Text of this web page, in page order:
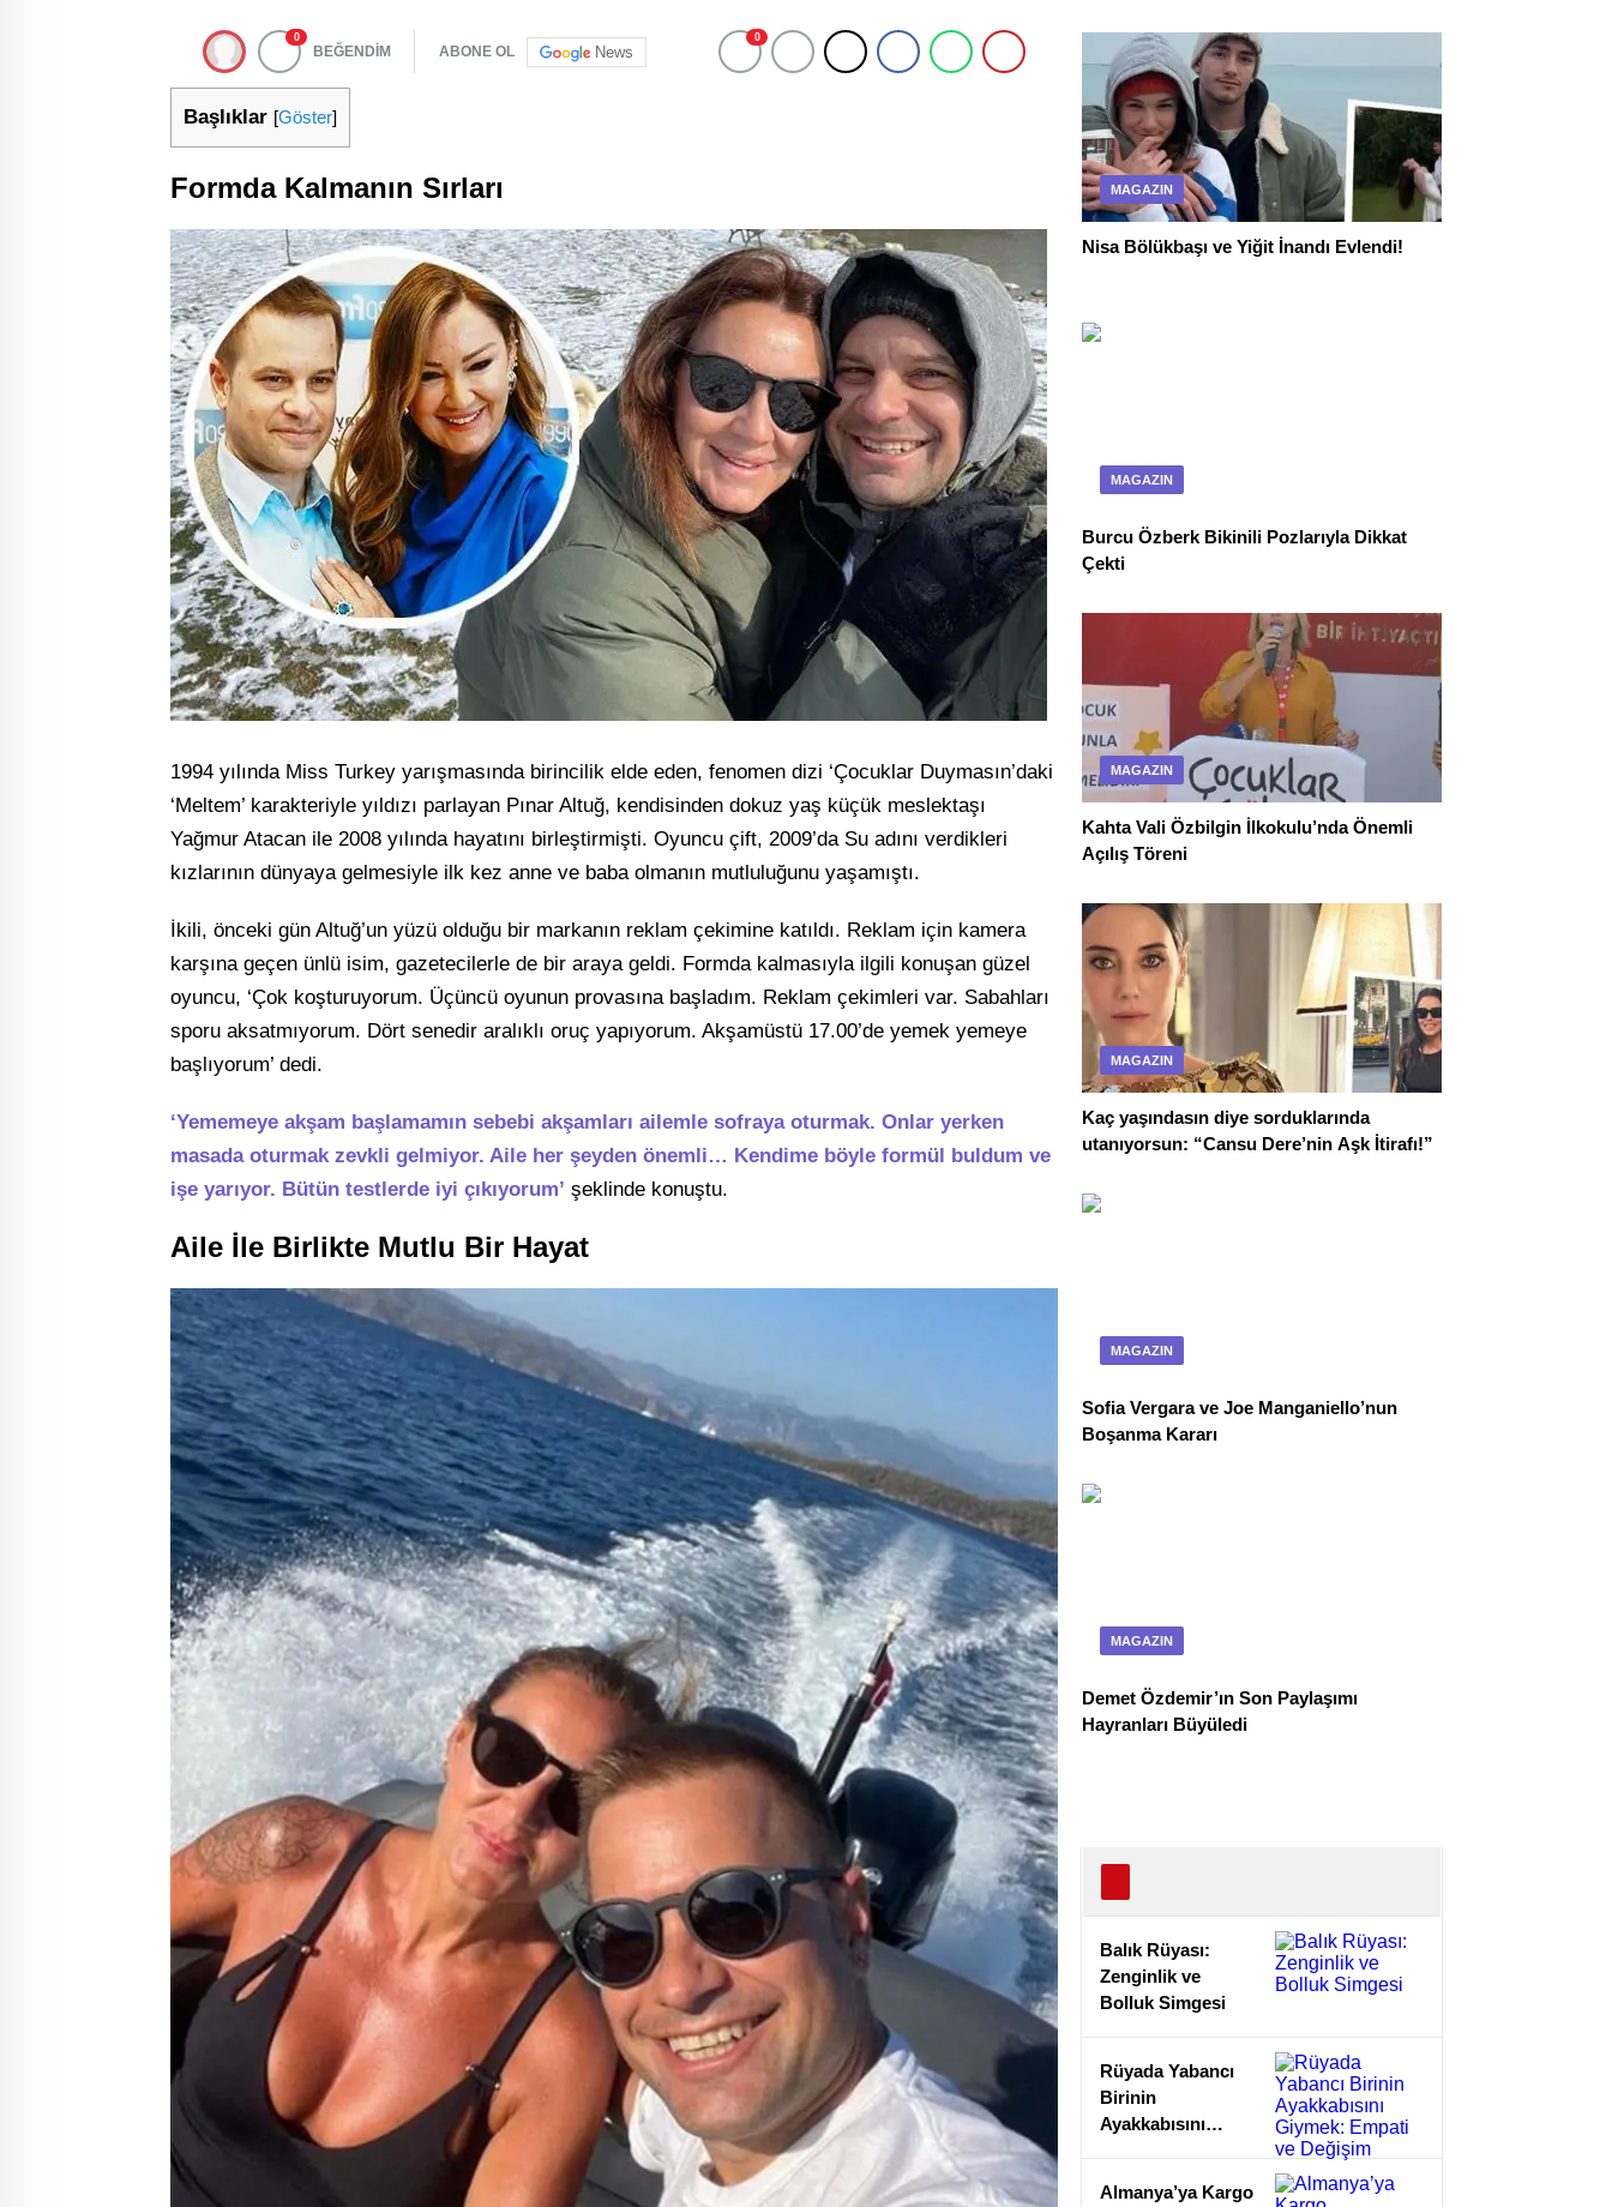
0
BEĞENDİM ABONE OL News
0
Başlıklar [Göster]
Formda Kalmanın Sırları
1994 yılında Miss Turkey yarışmasında birincilik elde eden, fenomen dizi ‘Çocuklar Duymasın’daki
‘Meltem’ karakteriyle yıldızı parlayan Pınar Altuğ, kendisinden dokuz yaş küçük meslektaşı
Yağmur Atacan ile 2008 yılında hayatını birleştirmişti. Oyuncu çift, 2009’da Su adını verdikleri
kızlarının dünyaya gelmesiyle ilk kez anne ve baba olmanın mutluluğunu yaşamıştı.
İkili, önceki gün Altuğ’un yüzü olduğu bir markanın reklam çekimine katıldı. Reklam için kamera
karşına geçen ünlü isim, gazetecilerle de bir araya geldi. Formda kalmasıyla ilgili konuşan güzel
oyuncu, ‘Çok koşturuyorum. Üçüncü oyunun provasına başladım. Reklam çekimleri var. Sabahları
sporu aksatmıyorum. Dört senedir aralıklı oruç yapıyorum. Akşamüstü 17.00’de yemek yemeye
başlıyorum’ dedi.
‘Yememeye akşam başlamamın sebebi akşamları ailemle sofraya oturmak. Onlar yerken
masada oturmak zevkli gelmiyor. Aile her şeyden önemli… Kendime böyle formül buldum ve
işe yarıyor. Bütün testlerde iyi çıkıyorum’ şeklinde konuştu.
Aile İle Birlikte Mutlu Bir Hayat
MAGAZIN
Nisa Bölükbaşı ve Yiğit İnandı Evlendi!
MAGAZIN
Burcu Özberk Bikinili Pozlarıyla Dikkat
Çekti
MAGAZIN
Kahta Vali Özbilgin İlkokulu’nda Önemli
Açılış Töreni
MAGAZIN
Kaç yaşındasın diye sorduklarında
utanıyorsun: “Cansu Dere’nin Aşk İtirafı!”
MAGAZIN
Sofia Vergara ve Joe Manganiello’nun
Boşanma Kararı
MAGAZIN
Demet Özdemir’ın Son Paylaşımı
Hayranları Büyüledi
Balık Rüyası:
Zenginlik ve
Bolluk Simgesi
Rüyada Yabancı
Birinin
Ayakkabısını
Almanya’ya Kargo